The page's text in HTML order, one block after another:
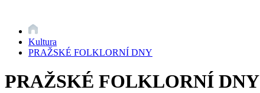
Kultura
PRAŽSKÉ FOLKLORNÍ DNY
PRAŽSKÉ FOLKLORNÍ DNY